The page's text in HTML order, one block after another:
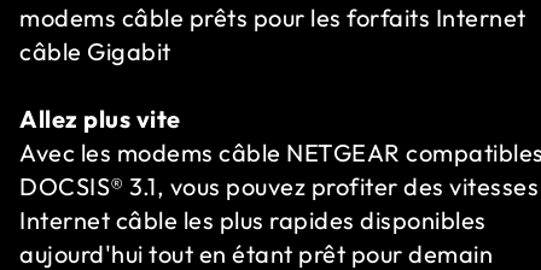
modems câble prêts pour les forfaits Internet
câble Gigabit
Allez plus vite
Avec les modems câble NETGEAR
DOCSIS® 3.1, vous pouvez profiter des vitesses
Internet câble les plus rapides disponibles
aujourd'hui tout en étant prêt pour demain